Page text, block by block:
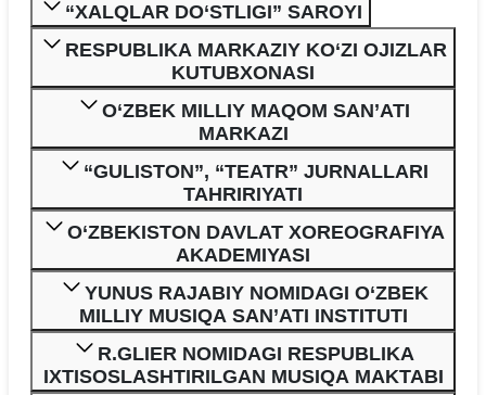
“XALQLAR DO‘STLIGI” SAROYI
RESPUBLIKA MARKAZIY KO‘ZI OJIZLAR
KUTUBXONASI
O‘ZBEK MILLIY MAQOM SAN’ATI
MARKAZI
“GULISTON”, “TEATR” JURNALLARI
TAHRIRIYATI
O‘ZBEKISTON DAVLAT XOREOGRAFIYA
AKADEMIYASI
YUNUS RAJABIY NOMIDAGI O‘ZBEK
MILLIY MUSIQA SAN’ATI INSTITUTI
R.GLIER NOMIDAGI RESPUBLIKA
IXTISOSLASHTIRILGAN MUSIQA MAKTABI